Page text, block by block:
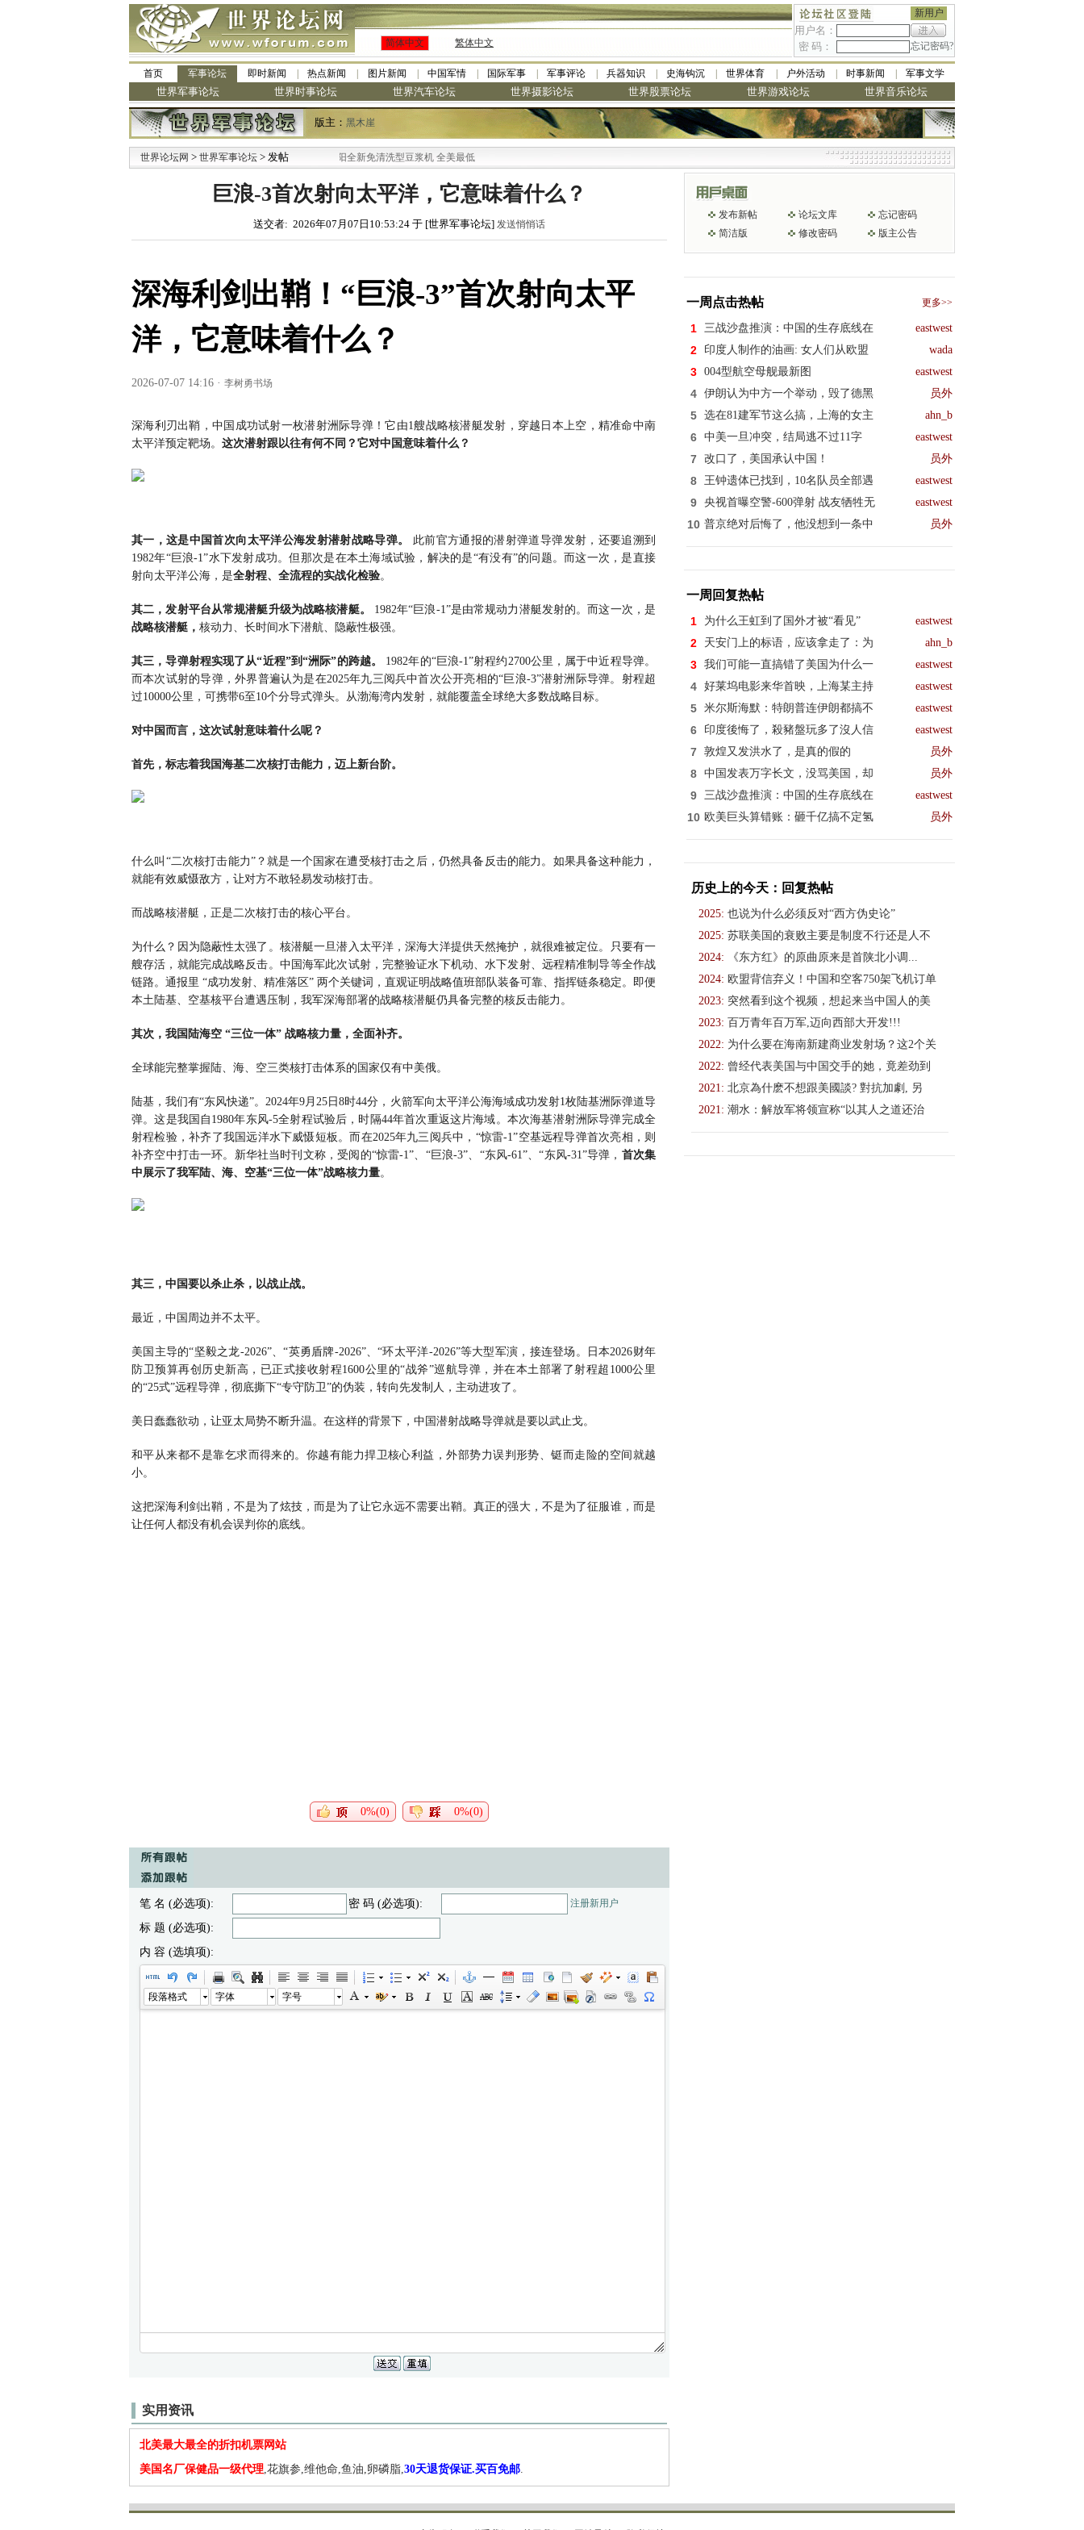
新用户
用户名：
密 码：
忘记密码?
简体中文 繁体中文
首页 军事论坛 即时新闻 热点新闻 图片新闻 中国军情 国际军事 军事评论 兵器知识 史海钩沉 世界体育 户外活动 时事新闻 军事文学
世界军事论坛 世界时事论坛 世界汽车论坛 世界摄影论坛 世界股票论坛 世界游戏论坛 世界音乐论坛
版主： 黑木崖
世界论坛网 > 世界军事论坛 > 发帖· 九阳全新免清洗型豆浆机 全美最低
巨浪-3首次射向太平洋，它意味着什么？
送交者: 2026年07月07日10:53:24 于 [世界军事论坛] 发送悄悄话
深海利剑出鞘！“巨浪-3”首次射向太平
洋，它意味着什么？
2026-07-07 14:16 · 李树勇书场
深海利刃出鞘，中国成功试射一枚潜射洲际导弹！它由1艘战略核潜艇发射，穿越日本上空，精准命中南
太平洋预定靶场。 这次潜射跟以往有何不同？它对中国意味着什么？
其一，这是中国首次向太平洋公海发射潜射战略导弹。
此前官方通报的潜射弹道导弹发射，还要追溯到
1982年“巨浪-1”水下发射成功。但那次是在本土海域试验，解决的是“有没有”的问题。而这一次，是直接
射向太平洋公海，是全射程、全流程的实战化检验。
其二，发射平台从常规潜艇升级为战略核潜艇。
1982年“巨浪-1”是由常规动力潜艇发射的。而这一次，是
战略核潜艇， 核动力、长时间水下潜航、隐蔽性极强。
其三，导弹射程实现了从“近程”到“洲际”的跨越。
1982年的“巨浪-1”射程约2700公里，属于中近程导弹。
而本次试射的导弹，外界普遍认为是在2025年九三阅兵中首次公开亮相的“巨浪-3”潜射洲际导弹。射程超
过10000公里，可携带6至10个分导式弹头。从渤海湾内发射，就能覆盖全球绝大多数战略目标。
对中国而言，这次试射意味着什么呢？
首先，标志着我国海基二次核打击能力，迈上新台阶。
什么叫“二次核打击能力”？就是一个国家在遭受核打击之后，仍然具备反击的能力。如果具备这种能力，
就能有效威慑敌方，让对方不敢轻易发动核打击。
而战略核潜艇，正是二次核打击的核心平台。
为什么？因为隐蔽性太强了。核潜艇一旦潜入太平洋，深海大洋提供天然掩护，就很难被定位。只要有一
艘存活，就能完成战略反击。中国海军此次试射，完整验证水下机动、水下发射、远程精准制导等全作战
链路。通报里 “成功发射、精准落区” 两个关键词，直观证明战略值班部队装备可靠、指挥链条稳定。即便
本土陆基、空基核平台遭遇压制，我军深海部署的战略核潜艇仍具备完整的核反击能力。
其次，我国陆海空 “三位一体” 战略核力量，全面补齐。
全球能完整掌握陆、海、空三类核打击体系的国家仅有中美俄。
陆基，我们有“东风快递”。2024年9月25日8时44分，火箭军向太平洋公海海域成功发射1枚陆基洲际弹道导
弹。这是我国自1980年东风-5全射程试验后，时隔44年首次重返这片海域。本次海基潜射洲际导弹完成全
射程检验，补齐了我国远洋水下威慑短板。而在2025年九三阅兵中，“惊雷-1”空基远程导弹首次亮相，则
补齐空中打击一环。新华社当时刊文称，受阅的“惊雷-1”、“巨浪-3”、“东风-61”、“东风-31”导弹， 首次集
中展示了我军陆、海、空基“三位一体”战略核力量。
其三，中国要以杀止杀，以战止战。
最近，中国周边并不太平。
美国主导的“坚毅之龙-2026”、“英勇盾牌-2026”、“环太平洋-2026”等大型军演，接连登场。日本2026财年
防卫预算再创历史新高，已正式接收射程1600公里的“战斧”巡航导弹，并在本土部署了射程超1000公里
的“25式”远程导弹，彻底撕下“专守防卫”的伪装，转向先发制人，主动进攻了。
美日蠢蠢欲动，让亚太局势不断升温。在这样的背景下，中国潜射战略导弹就是要以武止戈。
和平从来都不是靠乞求而得来的。你越有能力捍卫核心利益，外部势力误判形势、铤而走险的空间就越
小。
这把深海利剑出鞘，不是为了炫技，而是为了让它永远不需要出鞘。真正的强大，不是为了征服谁，而是
让任何人都没有机会误判你的底线。
0%(0) 0%(0)
笔 名 (必选项): 密 码 (必选项): 注册新用户
标 题 (必选项):
内 容 (选填项):
段落格式 字体 字号
实用资讯
北美最大最全的折扣机票网站
美国名厂保健品一级代理,花旗参,维他命,鱼油,卵磷脂,30天退货保证.买百免邮.
发布新帖 论坛文库
忘记密码
简洁版
修改密码 版主公告
一周点击热帖 更多>>
1 三战沙盘推演：中国的生存底线在 eastwest
2 印度人制作的油画: 女人们从欧盟 wada
3 004型航空母舰最新图 eastwest
4 伊朗认为中方一个举动，毁了德黑 员外
5 选在81建军节这么搞，上海的女主 ahn_b
6 中美一旦冲突，结局逃不过11字 eastwest
7 改口了，美国承认中国！ 员外
8 王钟遗体已找到，10名队员全部遇 eastwest
9 央视首曝空警-600弹射 战友牺牲无 eastwest
10 普京绝对后悔了，他没想到一条中 员外
一周回复热帖
1 为什么王虹到了国外才被“看见” eastwest
2 天安门上的标语，应该拿走了：为 ahn_b
3 我们可能一直搞错了美国为什么一 eastwest
4 好莱坞电影来华首映，上海某主持 eastwest
5 米尔斯海默：特朗普连伊朗都搞不 eastwest
6 印度後悔了，殺豬盤玩多了沒人信 eastwest
7 敦煌又发洪水了，是真的假的 员外
8 中国发表万字长文，没骂美国，却 员外
9 三战沙盘推演：中国的生存底线在 eastwest
10 欧美巨头算错账：砸千亿搞不定氢 员外
历史上的今天：回复热帖
2025: 也说为什么必须反对“西方伪史论”
2025: 苏联美国的衰败主要是制度不行还是人不
2024:
《东方红》的原曲原来是首陕北小调...
2024: 欧盟背信弃义！中国和空客750架飞机订单
2023: 突然看到这个视频，想起来当中国人的美
2023: 百万青年百万军,迈向西部大开发!!!
2022: 为什么要在海南新建商业发射场？这2个关
2022: 曾经代表美国与中国交手的她，竟差劲到
2021: 北京為什麽不想跟美國談? 對抗加劇, 另
2021: 潮水：解放军将领宣称“以其人之道还治